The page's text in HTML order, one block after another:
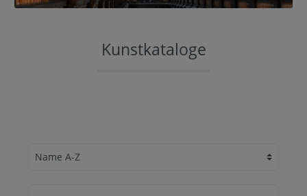
Kunstkataloge